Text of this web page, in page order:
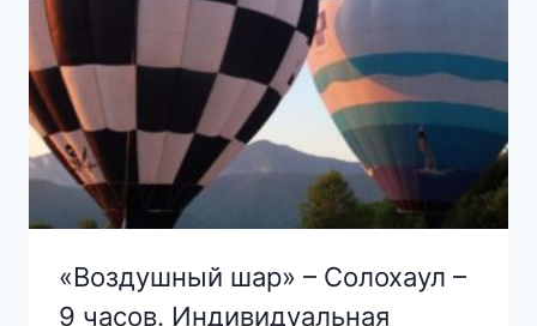
«Воздушный шар» – Солохаул –
9 часов. Индивидуальная